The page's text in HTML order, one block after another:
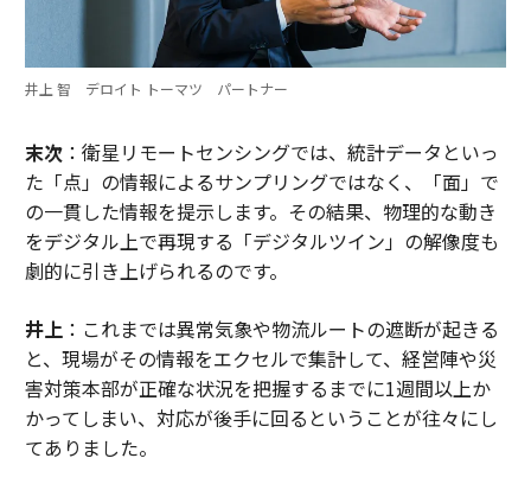
井上 智 デロイト トーマツ パートナー
末次：衛星リモートセンシングでは、統計データといっ
た「点」の情報によるサンプリングではなく、「面」で
の一貫した情報を提示します。その結果、物理的な動き
をデジタル上で再現する「デジタルツイン」の解像度も
劇的に引き上げられるのです。
井上：これまでは異常気象や物流ルートの遮断が起きる
と、現場がその情報をエクセルで集計して、経営陣や災
害対策本部が正確な状況を把握するまでに1週間以上か
かってしまい、対応が後手に回るということが往々にし
てありました。